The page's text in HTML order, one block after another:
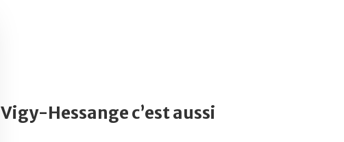
Vigy-Hessangec’est aussi